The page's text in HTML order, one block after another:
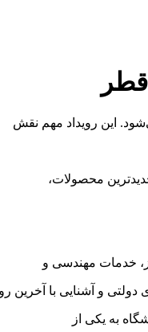
محصولات،
خدمات مهندسی و
دولتی و آشنایی با